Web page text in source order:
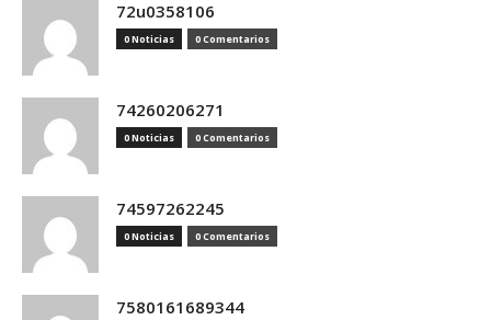
72u0358106
0 Noticias 0 Comentarios
74260206271
0 Noticias 0 Comentarios
74597262245
0 Noticias 0 Comentarios
7580161689344